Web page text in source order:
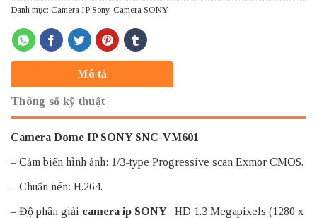
Danh mục: Camera IP Sony, Camera SONY
Mô tả
Thông số kỹ thuật
Camera Dome IP SONY SNC-VM601
– Cảm biến hình ảnh: 1/3-type Progressive scan Exmor CMOS.
– Chuẩn nén: H.264.
– Độ phân giải camera ip SONY : HD 1.3 Megapixels (1280 x